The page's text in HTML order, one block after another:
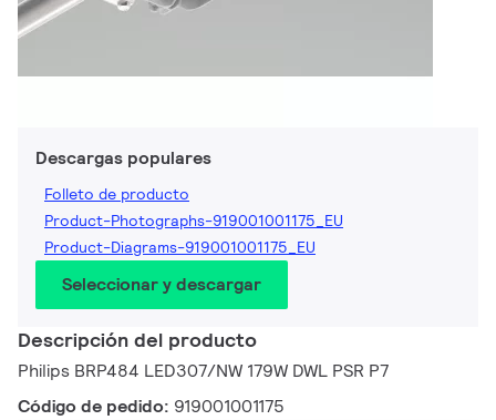
Descargas populares
Folleto de producto
Product-Photographs-919001001175_EU
Product-Diagrams-919001001175_EU
Seleccionar y descargar
Descripción del producto
Philips BRP484 LED307/NW 179W DWL PSR P7
Código de pedido: 919001001175